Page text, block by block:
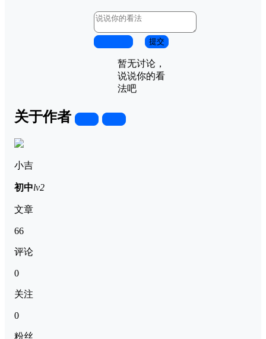
提交
暂无讨论，
说说你的看
法吧
关于作者
小吉
初中lv2
文章
66
评论
0
关注
0
粉丝